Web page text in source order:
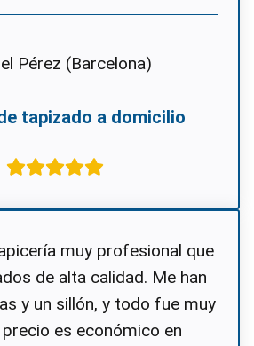
Pérez (Barcelona)
tapizado a domicilio
muy profesional que
de alta calidad. Me han
y un sillón, y todo fue muy
es económico en